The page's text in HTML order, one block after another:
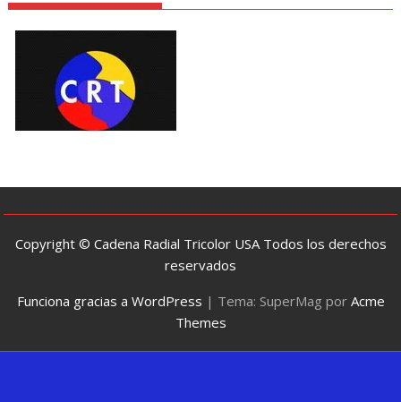
Copyright © Cadena Radial Tricolor USA Todos los derechos
reservados
Funciona gracias a WordPress | Tema: SuperMag por Acme
Themes